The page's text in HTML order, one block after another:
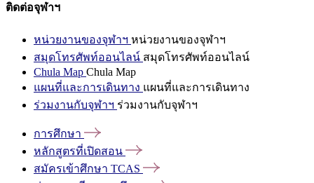
ติดต่อจุฬาฯ
หน่วยงานของจุฬาฯ หน่วยงานของจุฬาฯ
สมุดโทรศัพท์ออนไลน์ สมุดโทรศัพท์ออนไลน์
Chula Map Chula Map
แผนที่และการเดินทาง แผนที่และการเดินทาง
ร่วมงานกับจุฬาฯ ร่วมงานกับจุฬาฯ
การศึกษา
หลักสูตรที่เปิดสอน
สมัครเข้าศึกษา TCAS